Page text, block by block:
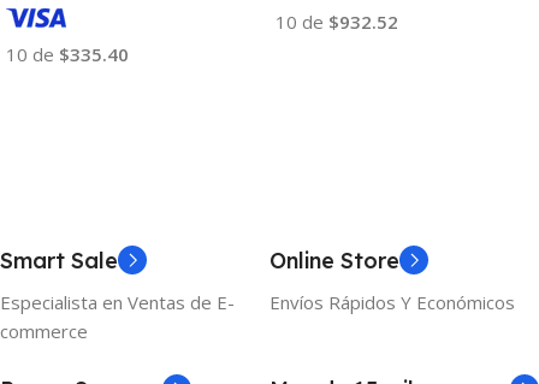
10 de $335.40
10 de $932.52
Smart Sale
Especialista en Ventas de E-
commerce
Online Store
Envíos Rápidos Y Económicos